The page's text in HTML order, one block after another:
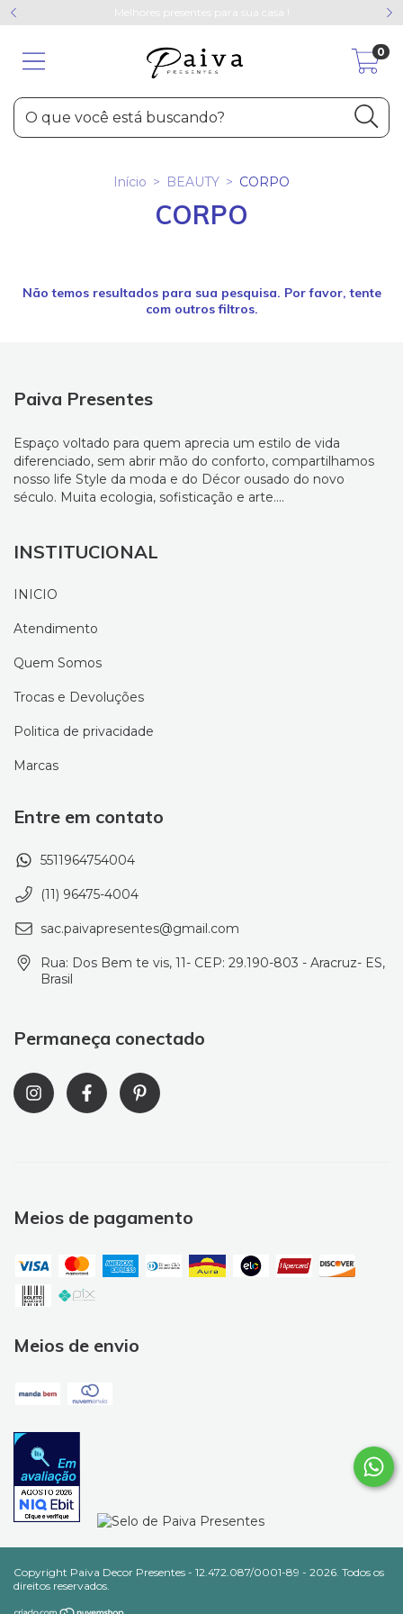
Melhores presentes para sua casa !
0
Início > BEAUTY > CORPO
CORPO
Não temos resultados para sua pesquisa. Por favor, tente
com outros filtros.
Paiva Presentes
Espaço voltado para quem aprecia um estilo de vida
diferenciado, sem abrir mão do conforto, compartilhamos
nosso life Style da moda e do Décor ousado do novo
século. Muita ecologia, sofisticação e arte....
INSTITUCIONAL
INICIO
Atendimento
Quem Somos
Trocas e Devoluções
Politica de privacidade
Marcas
Entre em contato
5511964754004
(11) 96475-4004
sac.paivapresentes@gmail.com
Rua: Dos Bem te vis, 11- CEP: 29.190-803 - Aracruz- ES,
Brasil
Permaneça conectado
Meios de pagamento
Meios de envio
Copyright Paiva Decor Presentes - 12.472.087/0001-89 - 2026. Todos os
direitos reservados.